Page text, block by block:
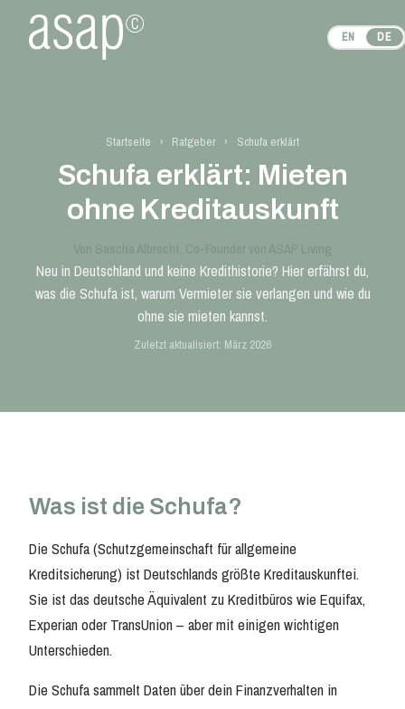
EN DE
Startseite › Ratgeber › Schufa erklärt
Schufa erklärt: Mieten
ohne Kreditauskunft
Neu in Deutschland und keine Kredithistorie? Hier erfährst du,
was die Schufa ist, warum Vermieter sie verlangen und wie du
ohne sie mieten kannst.
Zuletzt aktualisiert: März 2026
Was ist die Schufa?
Die Schufa (Schutzgemeinschaft für allgemeine
Kreditsicherung) ist Deutschlands größte Kreditauskunftei.
Sie ist das deutsche Äquivalent zu Kreditbüros wie Equifax,
Experian oder TransUnion – aber mit einigen wichtigen
Unterschieden.
Die Schufa sammelt Daten über dein Finanzverhalten in